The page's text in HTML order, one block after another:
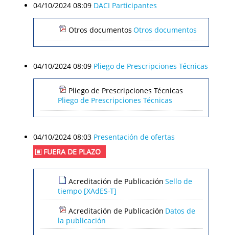
04/10/2024 08:09 DACI Participantes
Otros documentos Otros documentos
04/10/2024 08:09 Pliego de Prescripciones Técnicas
Pliego de Prescripciones Técnicas
Pliego de Prescripciones Técnicas
04/10/2024 08:03 Presentación de ofertas
FUERA DE PLAZO
Acreditación de Publicación Sello de
tiempo [XAdES-T]
Acreditación de Publicación Datos de
la publicación